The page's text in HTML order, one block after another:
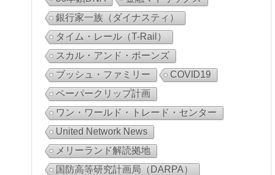
銀行家一族（ダイナスティ）
タイム・レール（T-Rail）
スカル・アンド・ボーンズ
ブッシュ・ファミリー
COVID19
ペーパークリップ計画
ワン・ワールド・トレード・センター
United Network News
メリーランド解読拠地
国防高等研究計画局（DARPA）